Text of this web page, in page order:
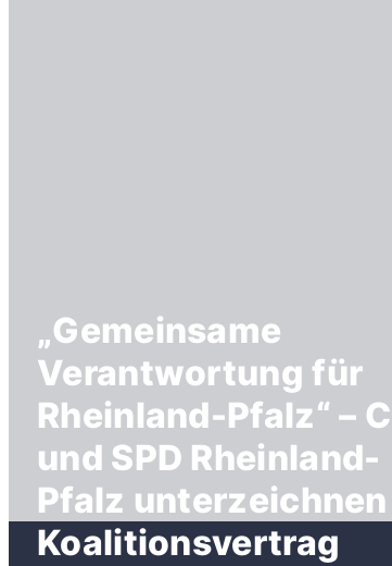
„Gemeinsame
Verantwortung für
Rheinland-Pfalz“ –
und SPD Rheinland-
Pfalz unterzeichnen
Koalitionsvertrag